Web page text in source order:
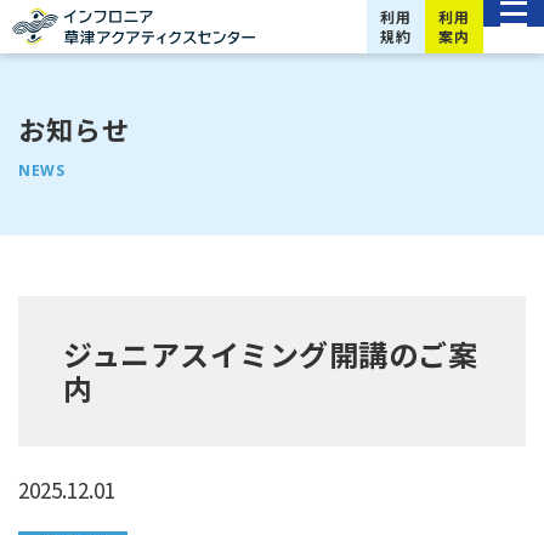
利用
規約
利用
案内
NEWS
お知らせ
ジュニアスイミング開講のご案
内
2025.12.01